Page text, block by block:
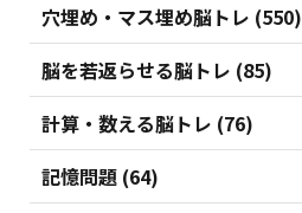
穴埋め・マス埋め脳トレ (550)
脳を若返らせる脳トレ (85)
計算・数える脳トレ (76)
記憶問題 (64)